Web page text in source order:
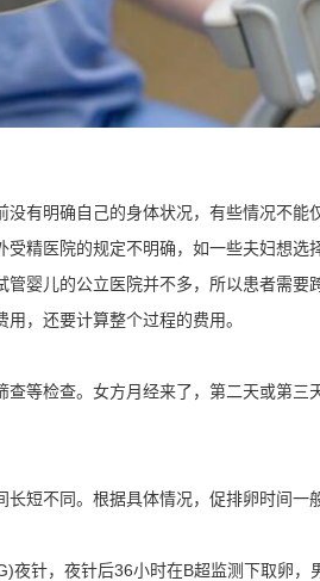
有明确自己的身体状况，有些情况不能
精医院的规定不明确，如一些夫妇想选
婴儿的公立医院并不多，所以患者需要
，还要计算整个过程的费用。
等检查。女方月经来了，第二天或第三
短不同。根据具体情况，促排卵时间一
针，夜针后36小时在B超监测下取卵，